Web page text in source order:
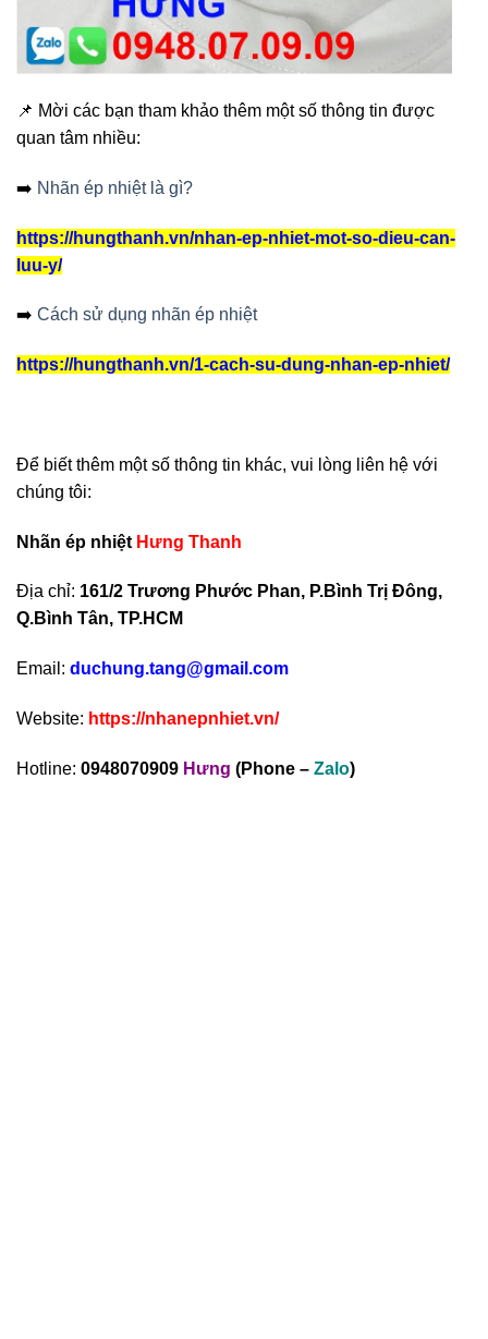
📌 Mời các bạn tham khảo thêm một số thông tin được
quan tâm nhiều:
➡️ Nhãn ép nhiệt là gì?
https://hungthanh.vn/nhan-ep-nhiet-mot-so-dieu-can-
luu-y/
➡️ Cách sử dụng nhãn ép nhiệt
https://hungthanh.vn/1-cach-su-dung-nhan-ep-nhiet/
Để biết thêm một số thông tin khác, vui lòng liên hệ với
chúng tôi:
Nhãn ép nhiệt Hưng Thanh
Địa chỉ: 161/2 Trương Phước Phan, P.Bình Trị Đông,
Q.Bình Tân, TP.HCM
Email: duchung.tang@gmail.com
Website: https://nhanepnhiet.vn/
Hotline: 0948070909 Hưng (Phone – Zalo)